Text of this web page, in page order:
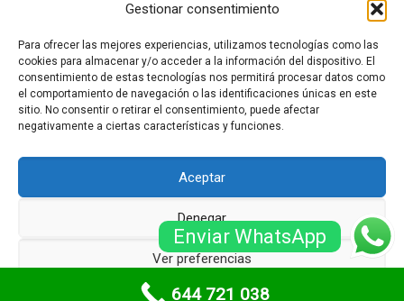
Gestionar consentimiento
Para ofrecer las mejores experiencias, utilizamos tecnologías como las
cookies para almacenar y/o acceder a la información del dispositivo. El
consentimiento de estas tecnologías nos permitirá procesar datos como
el comportamiento de navegación o las identificaciones únicas en este
sitio. No consentir o retirar el consentimiento, puede afectar
negativamente a ciertas características y funciones.
Aceptar
Denegar
Ver preferencias
Política de cookiesPolíticas de privacidad
© Serrallersbarcelona.net - Sitemap -Zona de treball -
Blog
Enviar WhatsApp
644 721 038